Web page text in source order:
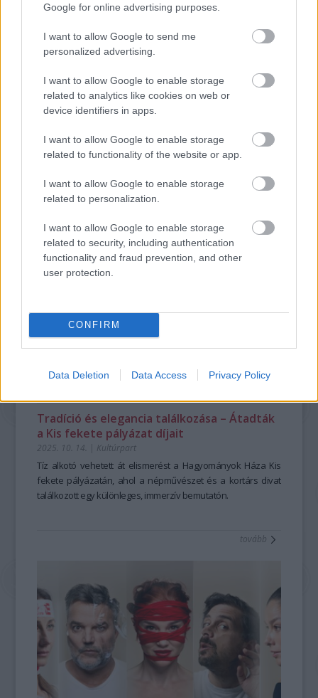
Google for online advertising purposes.
I want to allow Google to send me
personalized advertising.
I want to allow Google to enable storage
related to analytics like cookies on web or
device identifiers in apps.
I want to allow Google to enable storage
related to functionality of the website or app.
I want to allow Google to enable storage
related to personalization.
I want to allow Google to enable storage
related to security, including authentication
functionality and fraud prevention, and other
user protection.
CONFIRM
Data Deletion Data Access Privacy Policy
Túlvilági olimpikonok a Depeche Mode
univerzumában – grandiózus show az MVM
Dome-ban
Két olimpiai bajnok, Szász Emese és Fodor Rajmund is kilép a
valóság kereteiből, hogy misztikus lényként keljen életre a
Tradíció és elegancia találkozása – Átadták
a Kis fekete pályázat díjait
2025. 10. 14. | Kultúrpart
Tíz alkotó vehetett át elismerést a Hagyományok Háza Kis
fekete pályázatán, ahol a népművészet és a kortárs divat
találkozott egy különleges, immerzív bemutatón.
tovább